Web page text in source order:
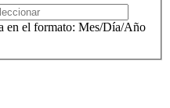
en el formato: Mes/Día/Año